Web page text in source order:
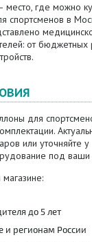
место, где можно
спортсменов в
от
для
или
под ваши
до 5 лет
и регионам России